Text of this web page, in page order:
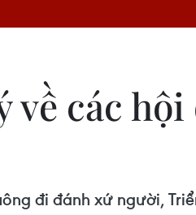
các
đi đánh xứ người,